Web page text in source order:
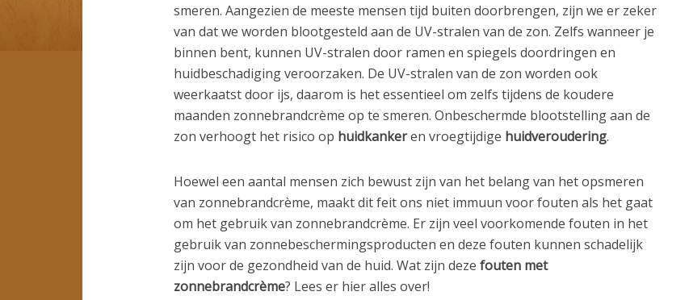
smeren. Aangezien de meeste mensen tijd buiten doorbrengen, zijn we er zeker
van dat we worden blootgesteld aan de UV-stralen van de zon. Zelfs wanneer je
binnen bent, kunnen UV-stralen door ramen en spiegels doordringen en
huidbeschadiging veroorzaken. De UV-stralen van de zon worden ook
weerkaatst door ijs, daarom is het essentieel om zelfs tijdens de koudere
maanden zonnebrandcrème op te smeren. Onbeschermde blootstelling aan de
zon verhoogt het risico op huidkankeren vroegtijdige huidveroudering.
Hoewel een aantal mensen zich bewust zijn van het belang van het opsmeren
van zonnebrandcrème, maakt dit feit ons niet immuun voor fouten als het gaat
om het gebruik van zonnebrandcrème. Er zijn veel voorkomende fouten in het
gebruik van zonnebeschermingsproducten en deze fouten kunnen schadelijk
zijn voor de gezondheid van de huid. Wat zijn deze fouten met
zonnebrandcrème? Lees er hier alles over!